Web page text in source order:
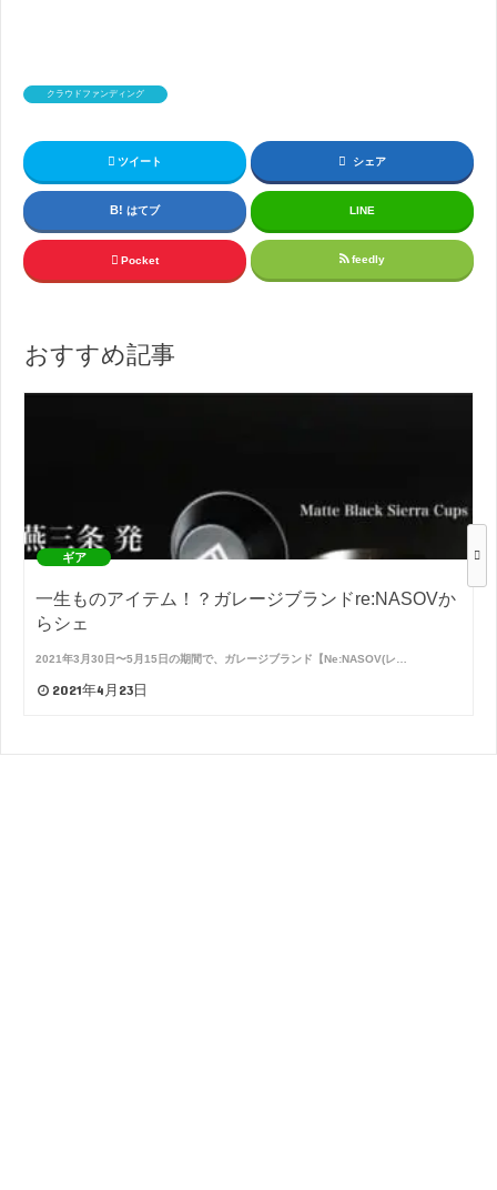
クラウドファンディング
ツイート シェア
はてブ LINE
Pocket feedly
おすすめ記事
ギア
一生ものアイテム！？ガレージブランドre:NASOVか
らシェ
2021年3月30日〜5月15日の期間で、ガレージブランド【Ne:NASOV(レ…
2021年4月23日